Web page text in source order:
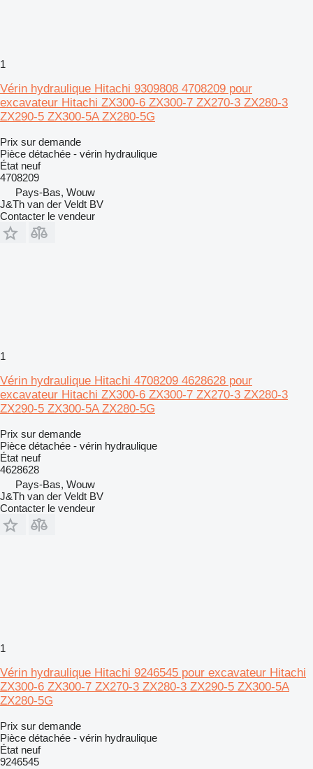
1
Vérin hydraulique Hitachi 9309808 4708209 pour
excavateur Hitachi ZX300-6 ZX300-7 ZX270-3 ZX280-3
ZX290-5 ZX300-5A ZX280-5G
Prix sur demande
Pièce détachée - vérin hydraulique
État neuf
4708209
Pays-Bas, Wouw
J&Th van der Veldt BV
Contacter le vendeur
1
Vérin hydraulique Hitachi 4708209 4628628 pour
excavateur Hitachi ZX300-6 ZX300-7 ZX270-3 ZX280-3
ZX290-5 ZX300-5A ZX280-5G
Prix sur demande
Pièce détachée - vérin hydraulique
État neuf
4628628
Pays-Bas, Wouw
J&Th van der Veldt BV
Contacter le vendeur
1
Vérin hydraulique Hitachi 9246545 pour excavateur Hitachi
ZX300-6 ZX300-7 ZX270-3 ZX280-3 ZX290-5 ZX300-5A
ZX280-5G
Prix sur demande
Pièce détachée - vérin hydraulique
État neuf
9246545